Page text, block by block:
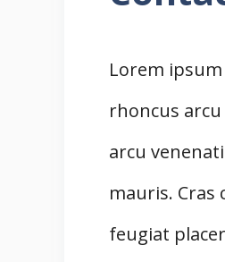
Lorem
rhoncus
arcu
mauris. Cras
feugiat